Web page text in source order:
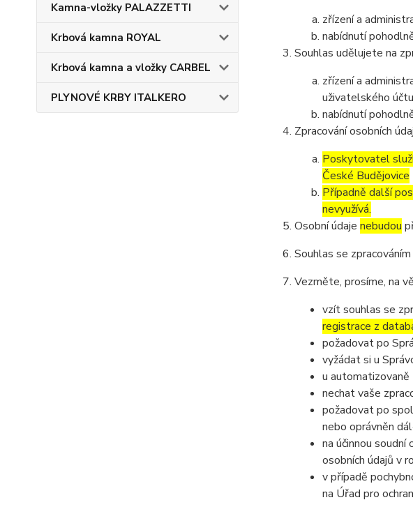
Kamna-vložky PALAZZETTI
Krbová kamna ROYAL
Krbová kamna a vložky CARBEL
PLYNOVÉ KRBY ITALKERO
zřízení a
nabídnutí
Souhlas udělujete na
zřízení a
uživatelského
nabídnutí
Zpracování osobních
Poskytovatel
České Budějovice
Případně další
nevyužívá.
Osobní údaje nebudou
Souhlas se
Vezměte, prosíme, na
vzít souhlas se
registrace z
požadovat po
vyžádat si u
u automatizovaně
nechat vaše
požadovat po
nebo oprávněn
na účinnou
osobních údajů v
v případě
na Úřad pro